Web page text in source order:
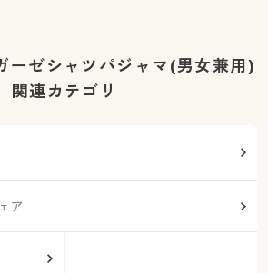
ーゼシャツパジャマ(男女兼用)
関連カテゴリ
ア